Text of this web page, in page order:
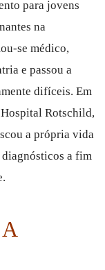
para jovens
na
se médico,
e passou a
difíceis. Em
Rotschild,
a própria vida
a fim